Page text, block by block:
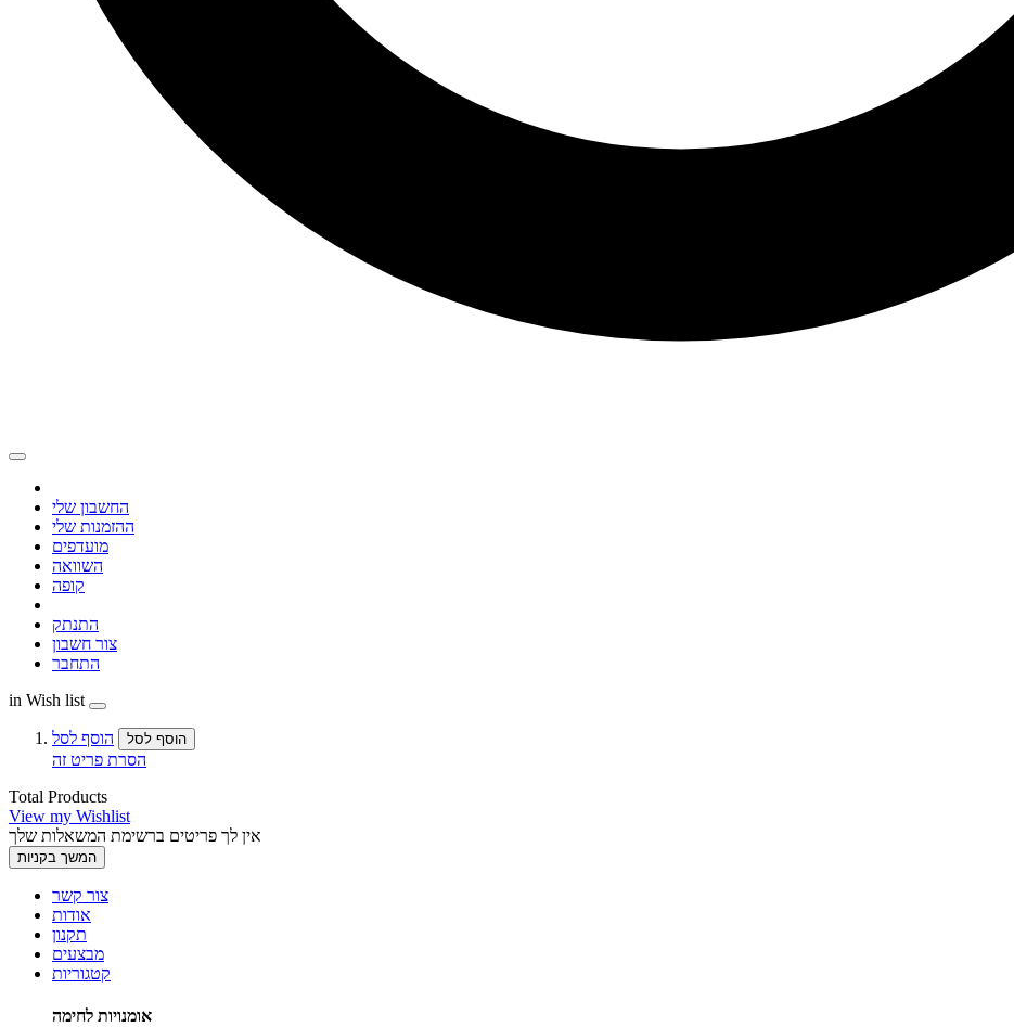
החשבון שלי
ההזמנות שלי
מועדפים
השוואה
קופה
התנתק
צור חשבון
התחבר
in Wish list
הוסף לסל הוסף לסל
הסרת פריט זה
Total Products
View my Wishlist
אין לך פריטים ברשימת המשאלות שלך
המשך בקניות
צור קשר
אודות
תקנון
מבצעים
קטגוריות
אומנויות לחימה